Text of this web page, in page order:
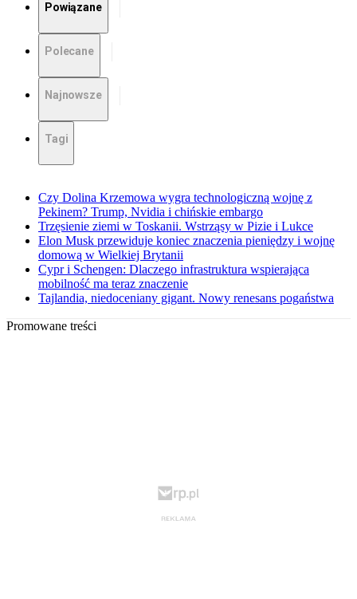
Powiązane
Polecane
Najnowsze
Tagi
Czy Dolina Krzemowa wygra technologiczną wojnę z
Pekinem? Trump, Nvidia i chińskie embargo
Trzęsienie ziemi w Toskanii. Wstrząsy w Pizie i Lukce
Elon Musk przewiduje koniec znaczenia pieniędzy i wojnę
domową w Wielkiej Brytanii
Cypr i Schengen: Dlaczego infrastruktura wspierająca
mobilność ma teraz znaczenie
Tajlandia, niedoceniany gigant. Nowy renesans pogaństwa
Promowane treści